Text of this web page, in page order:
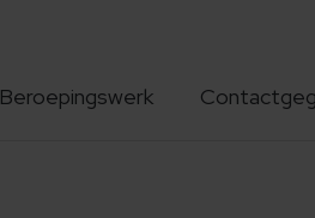
Beroepingswerk